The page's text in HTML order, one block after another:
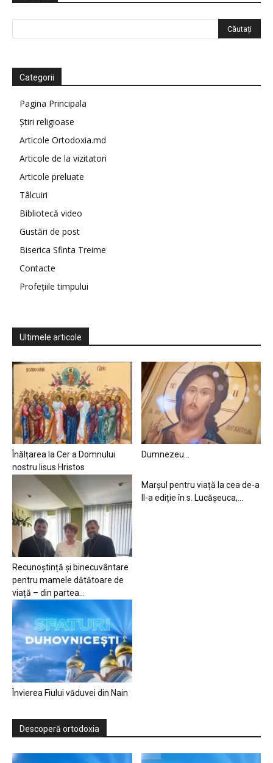
Categorii
Pagina Principala
Știri religioase
Articole Ortodoxia.md
Articole de la vizitatori
Articole preluate
Tâlcuiri
Bibliotecă video
Gustări de post
Biserica Sfinta Treime
Contacte
Profețiile timpului
Ultimele articole
Înălțarea la Cer a Domnului
nostru Iisus Hristos
Dumnezeu…
Recunoștință și binecuvântare
pentru mamele dătătoare de
viață – din partea...
Marșul pentru viață la cea de-a
II-a ediție în s. Lucășeuca,...
Învierea Fiului văduvei din Nain
Descoperă ortodoxia